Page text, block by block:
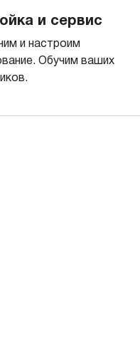
и сервис
и настроим
Обучим ваших